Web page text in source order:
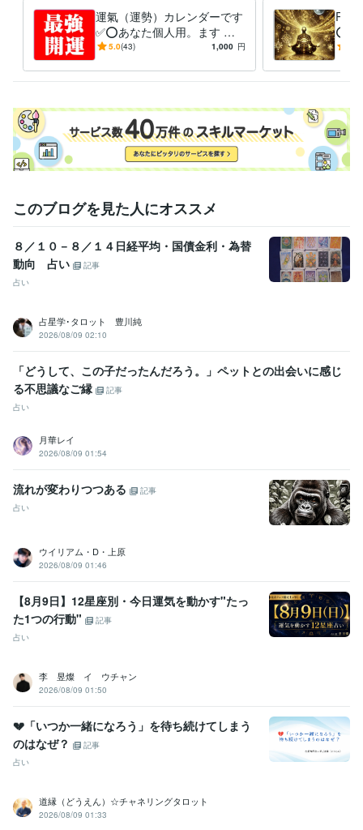
運氣（運勢）カレンダーです
✅⭕あなた個人用。ます ❤️
大事な事は良き日を！悪い日
う✅
5.0(43) 1,000 円
RV
⭕サ
強力
授
このブログを見た人にオススメ
８／１０－８／１４日経平均・国債金利・為替
動向 占い
記事
占い
占星学･タロット 豊川純
2026/08/09 02:10
「どうして、この子だったんだろう。」ペットとの出会いに感じ
る不思議なご縁
記事
占い
月華レイ
2026/08/09 01:54
流れが変わりつつある
記事
占い
ウイリアム・D・上原
2026/08/09 01:46
【8月9日】12星座別・今日運気を動かす"たっ
た1つの行動"
記事
占い
李 昱燦 イ ウチャン
2026/08/09 01:50
💔「いつか一緒になろう」を待ち続けてしまう
のはなぜ？
記事
占い
道縁（どうえん）☆チャネリングタロット
2026/08/09 01:33